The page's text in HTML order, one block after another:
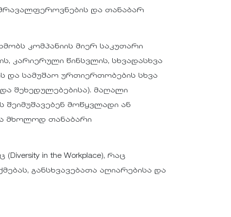
და თანაბარ
კომპანიის მიერ საკუთარი
კარიერული წინსვლის, სხვადასხვა
და სამუშაო ურთიერთობების სხვა
შეხედულებებისა). მაღალი
მოწყვლადი ან
მხოლოდ თანაბარი
in the Workplace), რაც
განსხვავებათა აღიარებისა და